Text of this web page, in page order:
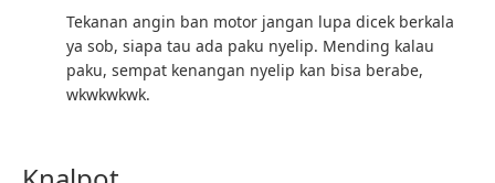
Tekanan angin ban motor jangan lupa dicek berkala
ya sob, siapa tau ada paku nyelip. Mending kalau
paku, sempat kenangan nyelip kan bisa berabe,
wkwkwkwk.